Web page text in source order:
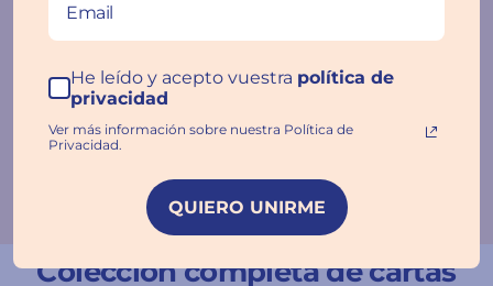
Colección completa de cartas
He leído y acepto vuestra política de
privacidad
Ver más información sobre nuestra Política de
Privacidad.
QUIERO UNIRME